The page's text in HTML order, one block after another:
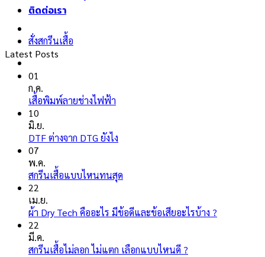
ติดต่อเรา
สั่งสกรีนเสื้อ
Latest Posts
01
ก.ค.
เสื้อพิมพ์ลายช่างไฟฟ้า
บน
ลาย
ช่างไฟ
10
มิ.ย.
DTF ต่างจาก DTG ยังไง
บน
จาก
ไง
07
พ.ค.
สกรีนเสื้อแบบไหนทนสุด
บน
แบบ
22
เม.ย.
ผ้า Dry Tech คืออะไร มีข้อดีและข้อเสียอะไรบ้าง ?
22
มี.ค.
สกรีนเสื้อไม่ลอก ไม่แตก เลือกแบบไหนดี ?